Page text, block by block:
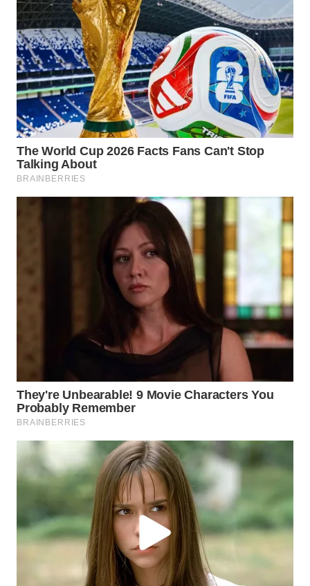
WN
NATUNA
WN
BINTAN
WN
MANDALIKA
WN
LIKUPANG
BORNEO
NEWS
WAHANA
TANI
WAHANA
WAHANA
INFRASTRUKTUR